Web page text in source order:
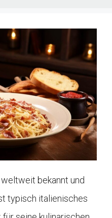
bekannt und
typisch italienisches